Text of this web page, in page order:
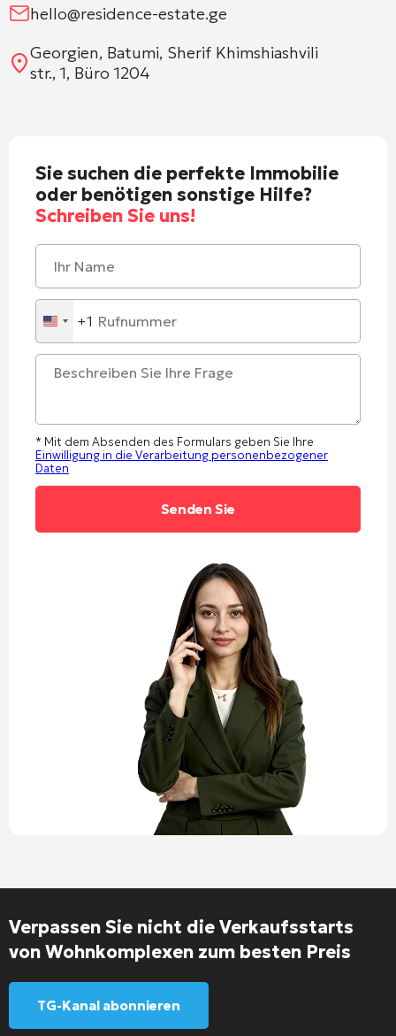
hello@residence-estate.ge
Georgien, Batumi, Sherif Khimshiashvili
str., 1, Büro 1204
Sie suchen die perfekte Immobilie
oder benötigen sonstige Hilfe?
Schreiben Sie uns!
United
States
+1
+1
* Mit dem Absenden des Formulars geben Sie Ihre
Einwilligung in die Verarbeitung personenbezogener
Daten
Verpassen Sie nicht die Verkaufsstarts
von Wohnkomplexen zum besten Preis
TG-Kanal abonnieren